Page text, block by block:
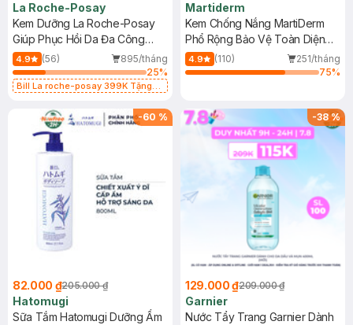
La Roche-Posay
Kem Dưỡng La Roche-Posay
Giúp Phục Hồi Da Đa Công
Dụng 40ml
4.9 (56)
895/tháng
25%
Bill La roche-posay 399K Tặng
(SL có hạn)
Martiderm
Kem Chống Nắng MartiDerm
Phổ Rộng Bảo Vệ Toàn Diện
40ml
4.9 (110)
251/tháng
75%
-60 %
82.000 ₫205.000 ₫
Hatomugi
Sữa Tắm Hatomugi Dưỡng Ẩm
-38%
129.000 ₫209.000 ₫
Garnier
Nước Tẩy Trang Garnier Dành